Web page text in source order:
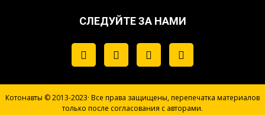
СЛЕДУЙТЕ ЗА НАМИ
Котонавты © 2013-2023· Все права защищены, перепечатка материалов
только после согласования с авторами.